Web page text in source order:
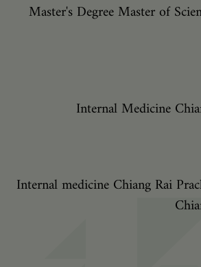
Master's Degree Master of
Internal Medicine
Internal medicine Chiang Rai